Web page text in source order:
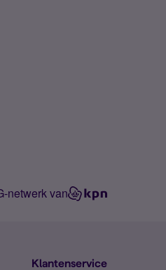
netwerk van
Klantenservice